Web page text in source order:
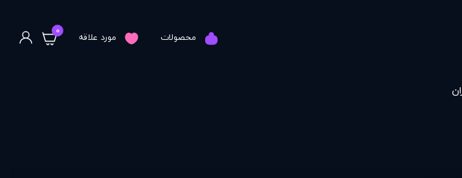
محصولات مورد علاقه 0